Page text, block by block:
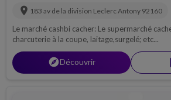
location_on 183 av de la division Leclerc Antony 92160
Le marché cashbi cacher: Le supermarché
charcuterie à la coupe, laitage,surgelé; etc...
explorerDécouvrir